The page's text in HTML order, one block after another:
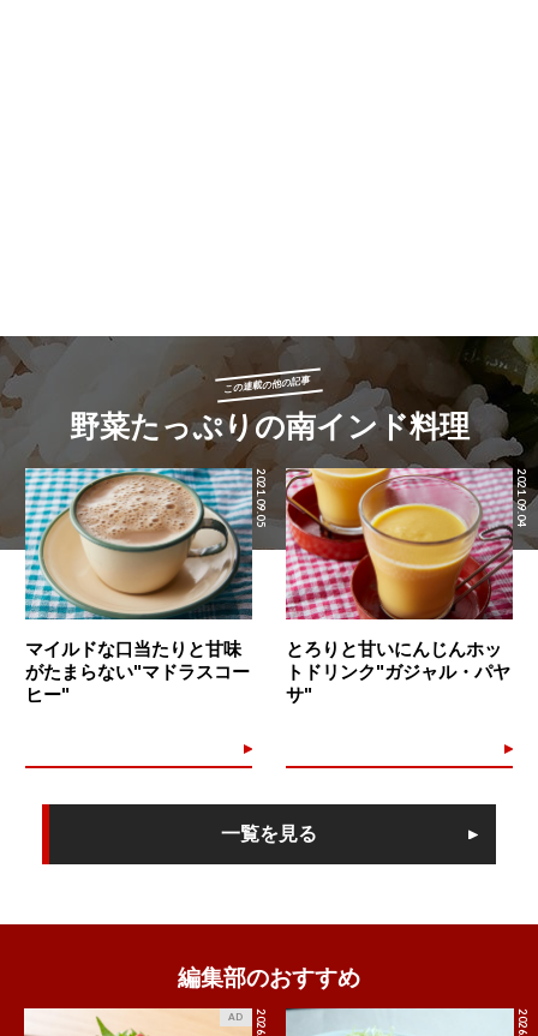
この連載の他の記事
野菜たっぷりの南インド料理
2021.09.05
マイルドな口当たりと甘味
がたまらない"マドラスコー
ヒー"
2021.09.04
とろりと甘いにんじんホッ
トドリンク"ガジャル・パヤ
サ"
一覧を見る
編集部のおすすめ
AD